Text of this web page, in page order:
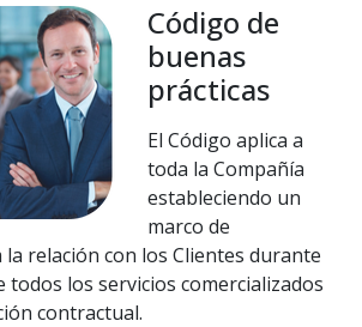
Código de
buenas
prácticas
El Código aplica a
toda la Compañía
estableciendo un
marco de
relación con los Clientes durante
todos los servicios comercializados
contractual.